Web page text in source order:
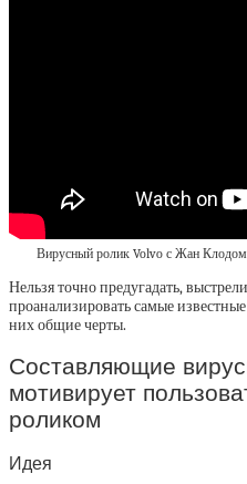
Вирусный ролик Volvo с Жан
Нельзя точно предугадать,
проанализировать самые
них общие черты.
Составляющие
мотивирует
роликом
Идея